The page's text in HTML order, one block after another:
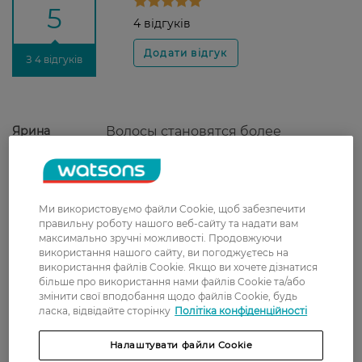
5
З 4 відгуків
4 відгуків
Ярина
Волосы становятся более
отличная.
29 жовтня, 2021
виглядає доглянутим та блискучим
після використання.
Світлана
17 серпня, 2021
Несмываемый уход отлично
увлажняет волосы, добавляет
гладкость и придает волосам
ухоженный вид.
12 січня, 2021
Несмываемый уход отлично
Ми використовуємо файли Cookie, щоб забезпечити
правильну роботу нашого веб-сайту та надати вам
максимально зручні можливості. Продовжуючи
використання нашого сайту, ви погоджуєтесь на
використання файлів Cookie. Якщо ви хочете дізнатися
більше про використання нами файлів Cookie та/або
змінити свої вподобання щодо файлів Cookie, будь
ласка, відвідайте сторінку Політіка конфіденційності
Налаштувати файли Cookie